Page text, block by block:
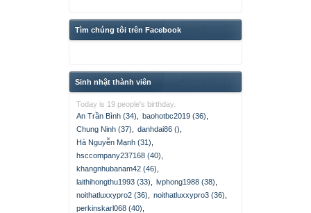
Tìm chúng tôi trên Facebook
Sinh nhật thành viên
Today is 19 people's birthday.
An Trần Bình (34)
baohotbc2019 (36)
Chung Ninh (37)
danhdai86 ()
Hà Nguyễn Mạnh (31)
hsccompany237168 (40)
khangnhubanam42 (46)
laithihongthu1993 (33)
lvphong1988 (38)
noithatluxxypro2 (36)
noithatluxxypro3 (36)
perkinskarl068 (40)